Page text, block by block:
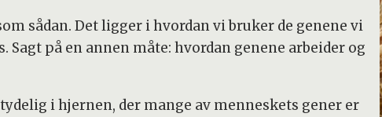
sådan. Det ligger i hvordan vi bruker de genene vi
Sagt på en annen måte: hvordan genene arbeider og
i hjernen, der mange av menneskets gener er